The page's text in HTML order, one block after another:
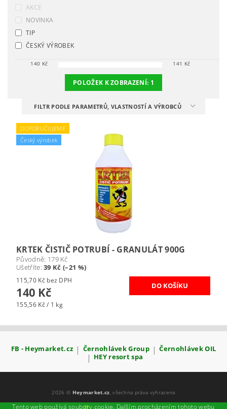
AKCE
NOVINKA
TIP
ČESKÝ VÝROBEK
140 Kč 141 Kč
POLOŽEK K ZOBRAZENÍ: 1
FILTR PODLE PARAMETRŮ, VLASTNOSTÍ A VÝROBCŮ
DOPORUČUJEME
Český výrobek
KRTEK ČISTIČ POTRUBÍ - GRANULÁT 900G
Původně: 179 Kč
Ušetříte:39 Kč (–21 %)
115,70 Kč bez DPH
140 Kč
155,56 Kč / 1 kg
FB - Heymarket.cz | Černohlávek Group | Černohlávek OIL
| HEY resort spa
2026 © Heymarket.cz , všechna práva vyhrazena
Tento web používá soubory cookie. Dalším procházením tohoto webu